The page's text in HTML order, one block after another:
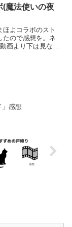
(魔法使いの夜
よコラボのスト
たので感想を。ネ
画より下は見ない
」感想